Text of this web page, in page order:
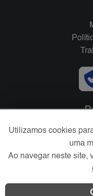
Utilizamos cookies
uma
Ao navegar neste site,